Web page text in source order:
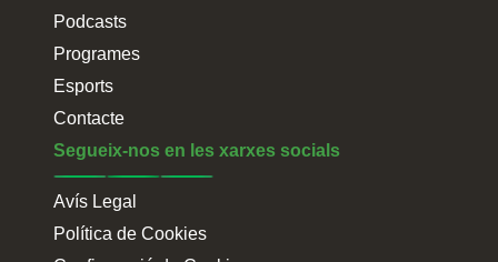
Podcasts
Programes
Esports
Contacte
Segueix-nos en les xarxes socials
Avís Legal
Política de Cookies